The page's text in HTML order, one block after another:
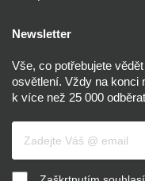
Newsletter
Vše, co potřebujete
osvětlení. Vždy na konci
k více než 25 000